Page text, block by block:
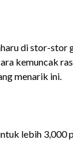
di stor-stor
kemuncak
menarik ini.
lebih 3,000